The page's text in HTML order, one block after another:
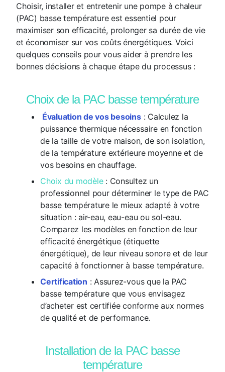
Choisir, installer et entretenir une pompe à chaleur
(PAC) basse température est essentiel pour
maximiser son efficacité, prolonger sa durée de vie
et économiser sur vos coûts énergétiques. Voici
quelques conseils pour vous aider à prendre les
bonnes décisions à chaque étape du processus :
Choix de la PAC basse température
Évaluation de vos besoins: Calculez la
puissance thermique nécessaire en fonction
de la taille de votre maison, de son isolation,
de la température extérieure moyenne et de
vos besoins en chauffage.
Choix du modèle: Consultez un
professionnel pour déterminer le type de PAC
basse température le mieux adapté à votre
situation : air-eau, eau-eau ou sol-eau.
Comparez les modèles en fonction de leur
efficacité énergétique (étiquette
énergétique), de leur niveau sonore et de leur
capacité à fonctionner à basse température.
Certification : Assurez-vous que la PAC
basse température que vous envisagez
d’acheter est certifiée conforme aux normes
de qualité et de performance.
Installation de la PAC basse
température